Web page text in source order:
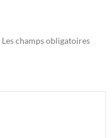
Les champs obligatoires